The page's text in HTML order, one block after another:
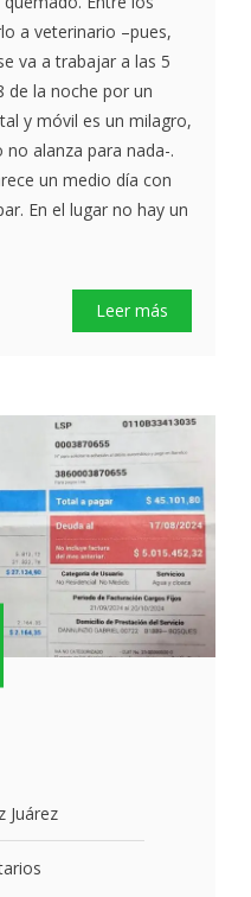
a veterinario –pues,
va a trabajar a las 5
de la noche por un
y móvil es un milagro,
alanza para nada-.
un medio día con
En el lugar no hay un
Leer más
Juárez